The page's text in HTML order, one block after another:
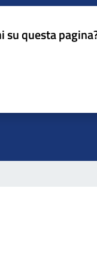
su questa